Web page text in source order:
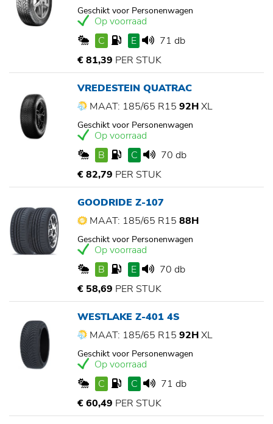
Geschikt voor Personenwagen
Op voorraad
C
E
71 db
€ 81,39 PER STUK
VREDESTEIN QUATRAC
MAAT: 185/65 R15 92HXL
Geschikt voor Personenwagen
Op voorraad
B
C
70 db
€ 82,79 PER STUK
GOODRIDE Z-107
MAAT: 185/65 R15 88H
Geschikt voor Personenwagen
Op voorraad
B
E
70 db
€ 58,69 PER STUK
WESTLAKE Z-401 4S
MAAT: 185/65 R15 92HXL
Geschikt voor Personenwagen
Op voorraad
C
C
71 db
€ 60,49 PER STUK